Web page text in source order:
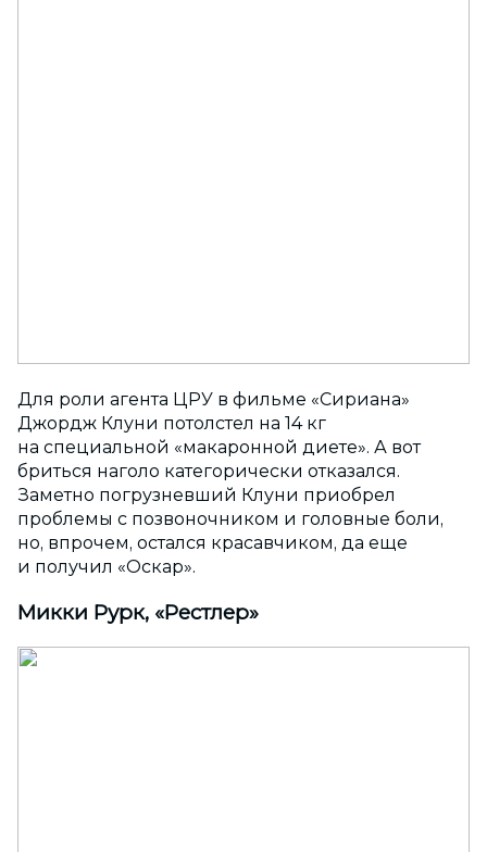
Для роли агента ЦРУ в фильме «Сириана»
Джордж Клуни потолстел на 14 кг
на специальной «макаронной диете». А вот
бриться наголо категорически отказался.
Заметно погрузневший Клуни приобрел
проблемы с позвоночником и головные боли,
но, впрочем, остался красавчиком, да еще
и получил «Оскар».
Микки Рурк, «Рестлер»